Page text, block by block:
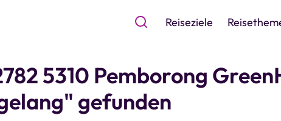
Reiseziele
5310 Pemborong
gefunden